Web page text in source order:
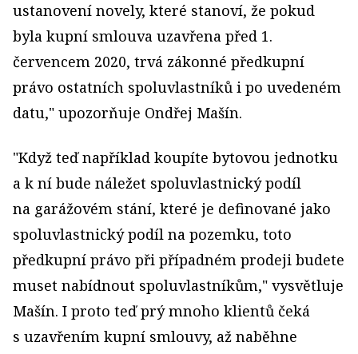
ustanovení novely, které stanoví, že pokud
byla kupní smlouva uzavřena před 1.
červencem 2020, trvá zákonné předkupní
právo ostatních spoluvlastníků i po uvedeném
datu," upozorňuje Ondřej Mašín.
"Když teď například koupíte bytovou jednotku
a k ní bude náležet spoluvlastnický podíl
na garážovém stání, které je definované jako
spoluvlastnický podíl na pozemku, toto
předkupní právo při případném prodeji budete
muset nabídnout spoluvlastníkům," vysvětluje
Mašín. I proto teď prý mnoho klientů čeká
s uzavřením kupní smlouvy, až naběhne